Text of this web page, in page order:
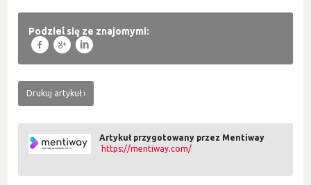
Podziel się ze znajomymi:
f g l
Drukuj artykuł
Artykuł przygotowany przez Mentiway
https://mentiway.com/